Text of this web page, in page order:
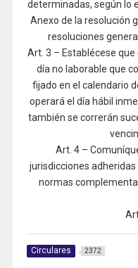
determinadas, según lo
Anexo de la resolución
resoluciones
Art. 3 – Establécese
día no laborable que
fijado en el calendario
operará el día hábil
también se correrán
Art. 4 –
jurisdicciones
normas
Circulares 2372